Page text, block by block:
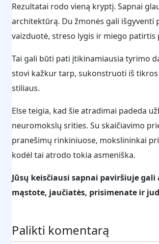
Rezultatai rodo vieną kryptį. Sapnai
architektūrą. Du žmonės gali išgyventi
vaizduotė, streso lygis ir miego patirtis
Tai gali būti pati įtikinamiausia tyrimo
stovi kažkur tarp, sukonstruoti iš
stiliaus.
Else teigia, kad šie atradimai padeda
neuromokslų srities. Su skaičiavimo
pranešimų rinkiniuose, mokslininkai
kodėl tai atrodo tokia asmeniška.
Jūsų keisčiausi sapnai paviršiuje
mąstote, jaučiatės, prisimenate ir
Palikti komentarą